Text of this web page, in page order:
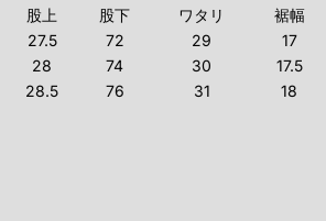
股上 股下 ワタリ
裾幅
27.5 72 29
17
28 74 30
17.5
28.5 76 31 18